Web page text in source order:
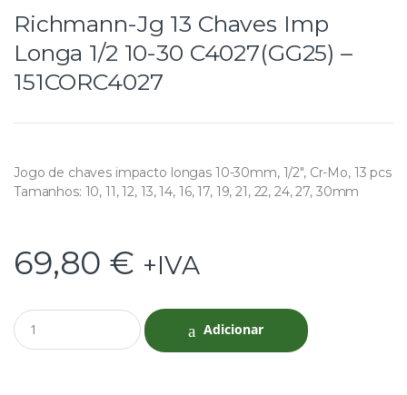
Richmann-Jg 13 Chaves Imp
Longa 1/2 10-30 C4027(GG25) –
151CORC4027
Jogo de chaves impacto longas 10-30mm, 1/2″, Cr-Mo, 13 pcs
Tamanhos: 10, 11, 12, 13, 14, 16, 17, 19, 21, 22, 24, 27, 30mm
69,80 € +IVA
Q
u
Adicionar